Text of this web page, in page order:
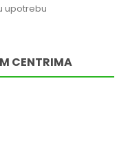
upotrebu
CENTRIMA